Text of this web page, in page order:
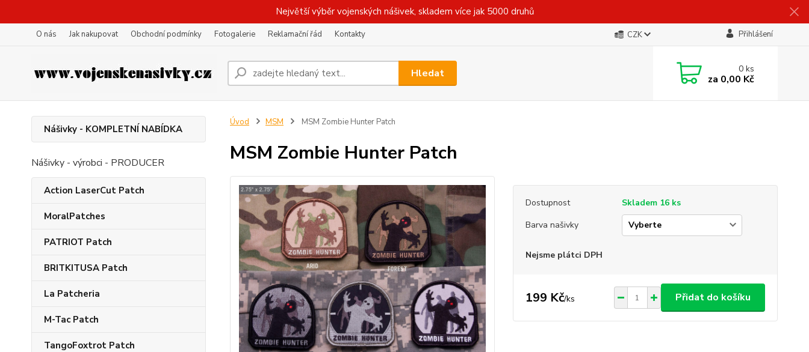
Největší výběr vojenských nášivek, skladem více jak 5000 druhů
O nás Jak nakupovat Obchodní podmínky Fotogalerie Reklamační řád Kontakty CZK Přihlášení
Hledat 0ks
za 0,00 Kč
Nášivky - KOMPLETNÍ NABÍDKA
Nášivky - výrobci - PRODUCER
Action LaserCut Patch
MoralPatches
PATRIOT Patch
BRITKITUSA Patch
La Patcheria
M-Tac Patch
TangoFoxtrot Patch
Úvod MSM MSM Zombie Hunter Patch
MSM Zombie Hunter Patch
Dostupnost
Skladem 16 ks
Barva našivky
Nejsme plátci DPH
199 Kč/ks Přidat do košíku